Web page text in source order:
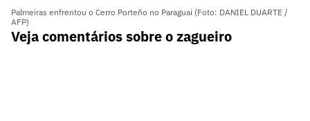
Palmeiras enfrentou o Cerro Porteño no Paraguai (Foto: DANIEL DUARTE /
AFP)
Veja comentários sobre o zagueiro